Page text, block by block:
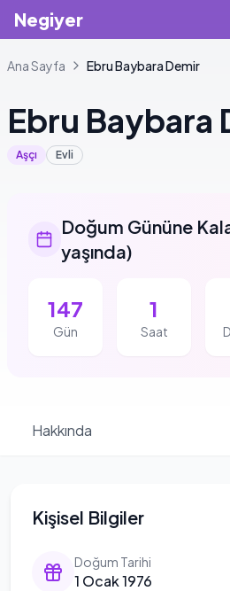
Negiyer
Ana Sayfa EbruBaybara Demir
Ebru Baybara
Aşçı Evli
Doğum Gününe
yaşında)
147
Gün
1
Saat
Hakkında
Kişisel Bilgiler
Doğum Tarihi
1 Ocak 1976